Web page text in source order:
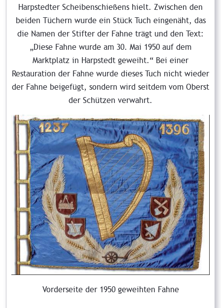
Harpstedter Scheibenschießens hielt. Zwischen den
beiden Tüchern wurde ein Stück Tuch eingenäht, das
die Namen der Stifter der Fahne trägt und den Text:
„Diese Fahne wurde am 30. Mai 1950 auf dem
Marktplatz in Harpstedt geweiht.“ Bei einer
Restauration der Fahne wurde dieses Tuch nicht wieder
der Fahne beigefügt, sondern wird seitdem vom Oberst
der Schützen verwahrt.
Vorderseite der 1950 geweihten Fahne